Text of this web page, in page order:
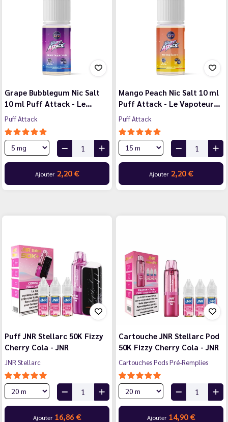
Grape Bubblegum Nic Salt
10 ml Puff Attack - Le…
Puff Attack
Ajouter 2,20 €
Mango Peach Nic Salt 10 ml
Puff Attack - Le Vapoteur…
Puff Attack
Ajouter 2,20 €
Puff JNR Stellarc 50K Fizzy
Cherry Cola - JNR
JNR Stellarc
Ajouter 16,86 €
Cartouche JNR Stellarc Pod
50K Fizzy Cherry Cola - JNR
Cartouches Pods Pré-Remplies
Ajouter 14,90 €